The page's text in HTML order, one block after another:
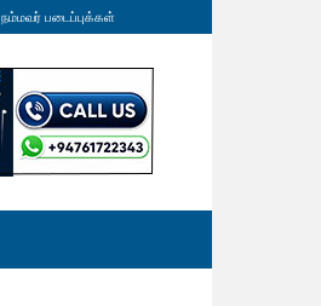
நம்மவர் படைப்புக்கள்